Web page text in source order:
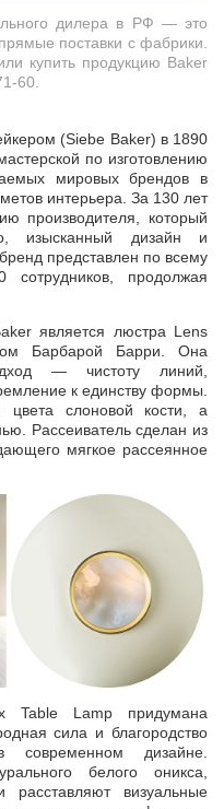
дилера в РФ — это
поставки с фабрики.
купить продукцию Baker
60.
(Siebe Baker) в 1890
по изготовлению
мировых брендов в
интерьера. За 130 лет
производителя, который
изысканный дизайн и
представлен по всему
продолжая
является люстра Lens
Барбарой Барри. Она
— чистоту линий,
к единству формы.
цвета слоновой кости, а
Рассеиватель сделан из
мягкое рассеянное
Table Lamp придумана
сила и благородство
современном дизайне.
белого оникса,
расставляют визуальные